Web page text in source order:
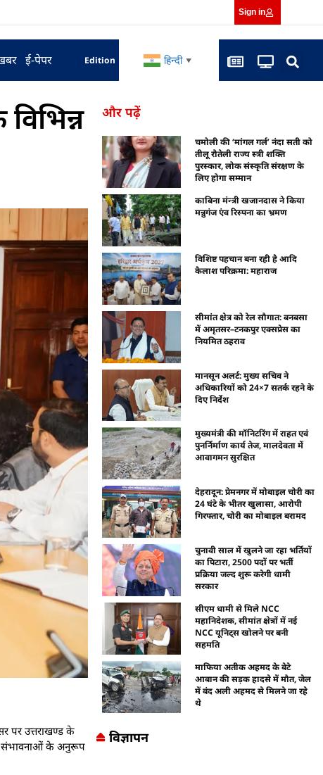
Sign in
ई-पेपर Edition हिन्दी ▼
पर उत्तराखण्ड के
संभावनाओं के अनुरूप
और पढ़ें
चमोली की ‘मांगल गर्ल’ नंदा सती को
तीलू रौतेली राज्य स्त्री शक्ति
पुरस्कार, लोक संस्कृति संरक्षण के
लिए होगा सम्मान
काबिना मंन्त्री खजानदास ने किया
मन्नुगंज एंव रिस्पना का भ्रमण
विशिष्ट पहचान बना रही है आदि
कैलाश परिक्रमा: महाराज
सीमांत क्षेत्र को रेल सौगात: बनबसा
में अमृतसर–टनकपुर एक्सप्रेस का
नियमित ठहराव
मानसून अलर्ट: मुख्य सचिव ने
अधिकारियों को 24×7 सतर्क रहने के
दिए निर्देश
मुख्यमंत्री की मॉनिटरिंग में राहत एवं
पुनर्निर्माण कार्य तेज, मालदेवता में
आवागमन सुरक्षित
देहरादून: प्रेमनगर में मोबाइल चोरी का
24 घंटे के भीतर खुलासा, आरोपी
गिरफ्तार, चोरी का मोबाइल बरामद
चुनावी साल में खुलने जा रहा भर्तियों
का पिटारा, 2500 पदों पर भर्ती
प्रक्रिया जल्द शुरू करेगी धामी
सरकार
सीएम धामी से मिले NCC
महानिदेशक, सीमांत क्षेत्रों में नई
NCC यूनिट्स खोलने पर बनी
सहमति
माफिया अतीक अहमद के बेटे
आबान की सड़क हादसे में मौत, जेल
में बंद अली अहमद से मिलने जा रहे
थे
विज्ञापन